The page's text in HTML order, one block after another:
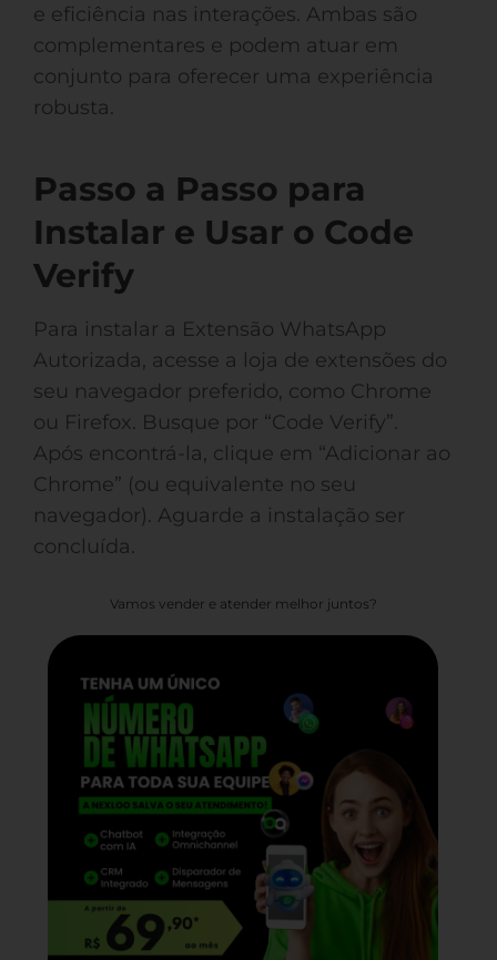
e eficiência nas interações. Ambas são
complementares e podem atuar em
conjunto para oferecer uma experiência
robusta.
Passo a Passo para
Instalar e Usar o Code
Verify
Para instalar a Extensão WhatsApp
Autorizada, acesse a loja de extensões do
seu navegador preferido, como Chrome
ou Firefox. Busque por “Code Verify”.
Após encontrá-la, clique em “Adicionar ao
Chrome” (ou equivalente no seu
navegador). Aguarde a instalação ser
concluída.
Vamos vender e atender melhor juntos?